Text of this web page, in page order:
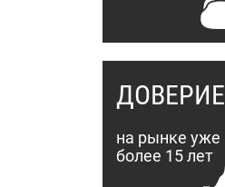
ДОВЕРИЕ
на рынке уже
более 15 лет